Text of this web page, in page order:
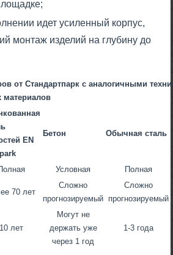
идет усиленный корпус,
монтаж изделий на глубину до
от Стандартпарк с аналогичными
материалов
EN
Бетон Обычная сталь
Условная Полная
70 лет
Сложно
прогнозируемый
Сложно
прогнозируемый
10 лет
Могут не
держать уже
через 1 год
1-3 года